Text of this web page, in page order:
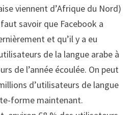
viennent d’Afrique du Nord)
savoir que Facebook a
et qu’il y a eu
de la langue arabe à
de l’année écoulée. On peut
d’utilisateurs de langue
forme maintenant.